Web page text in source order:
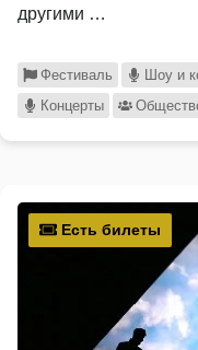
другими …
Фестиваль Шоу и
Концерты
Есть билеты